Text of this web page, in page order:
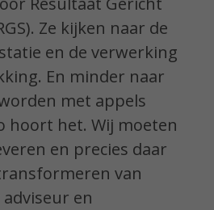
Ze kijken naar de
en de verwerking
En minder naar
met appels
hoort het. Wij moeten
en precies daar
van
en